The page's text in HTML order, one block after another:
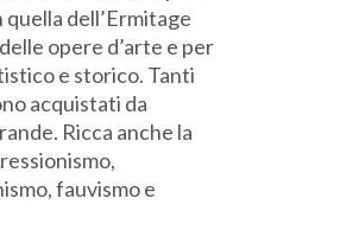
dell’Ermitage
opere d’arte e per
e storico. Tanti
acquistati da
Ricca anche la
fauvismo e